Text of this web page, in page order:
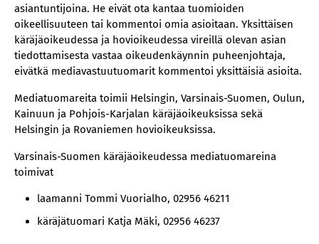
asiantuntijoina. He eivät ota kantaa tuomioiden
oikeellisuuteen tai kommentoi omia asioitaan. Yksittäisen
käräjäoikeudessa ja hovioikeudessa vireillä olevan asian
tiedottamisesta vastaa oikeudenkäynnin puheenjohtaja,
eivätkä mediavastuutuomarit kommentoi yksittäisiä asioita.
Mediatuomareita toimii Helsingin, Varsinais-Suomen, Oulun,
Kainuun ja Pohjois-Karjalan käräjäoikeuksissa sekä
Helsingin ja Rovaniemen hovioikeuksissa.
Varsinais-Suomen käräjäoikeudessa mediatuomareina
toimivat
laamanni Tommi Vuorialho, 02956 46211
käräjätuomari Katja Mäki, 02956 46237